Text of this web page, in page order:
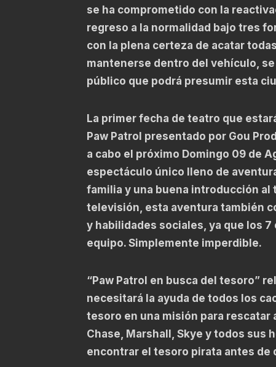
se ha comprometido con la
regreso a la normalidad bajo tres
con la plena certeza de acatar
mantenerse dentro del vehículo,
público que podrá presumir esta
La primer fecha de teatro que
Paw Patrol presentado por Gou
a cabo el próximo Domingo 09 de
espectáculo único lleno de
familia y una buena introducción al
televisión, esta aventura también
y habilidades sociales, ya que los
equipo. Simplemente imperdible.
“Paw Patrol en busca del tesoro”
necesitará la ayuda de todos los
tesoro en una misión para rescatar
Chase, Marshall, Skye y todos sus
encontrar el tesoro pirata antes de